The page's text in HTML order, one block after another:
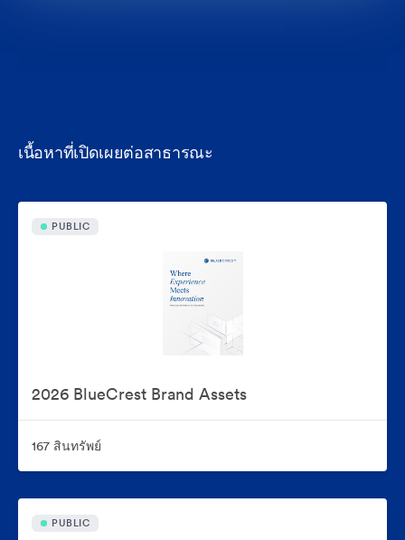
เนื้อหาที่เปิดเผยต่อสาธารณะ
PUBLIC
2026 BlueCrest Brand Assets
167 สินทรัพย์
PUBLIC